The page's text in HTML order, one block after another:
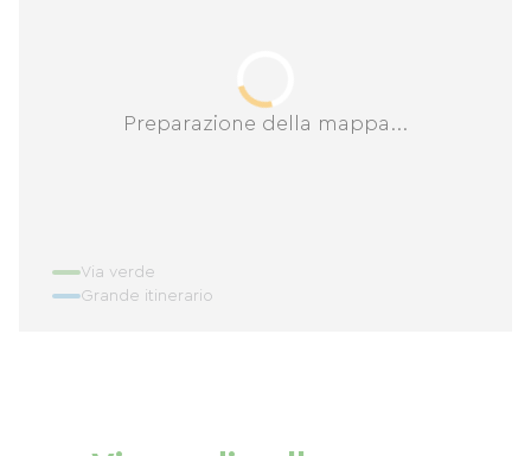
Preparazione della mappa...
Via verde
Grande itinerario